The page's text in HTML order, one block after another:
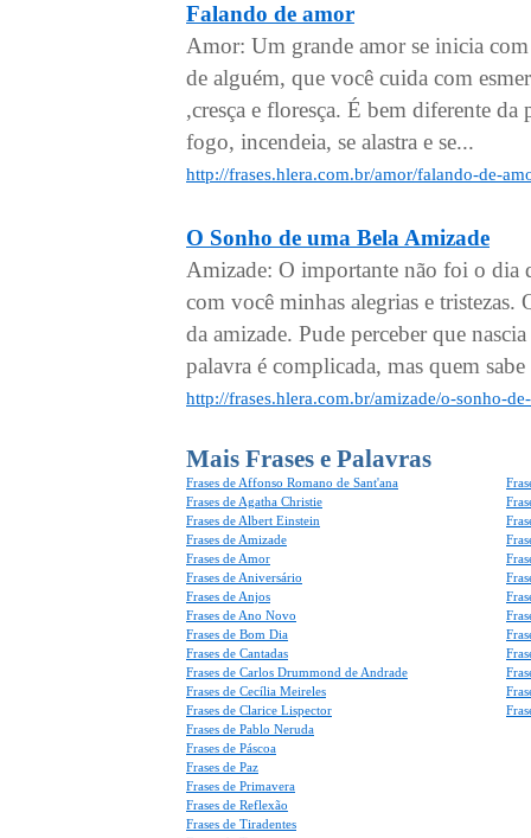
Falando de amor
Amor: Um grande amor se inicia
de alguém, que você cuida com
,cresça e floresça. É bem diferente
fogo, incendeia, se alastra e se...
http://frases.hlera.com.br/amor/falando-de-
O Sonho de uma Bela Amizade
Amizade: O importante não foi o dia
com você minhas alegrias e
da amizade. Pude perceber que
palavra é complicada, mas quem
http://frases.hlera.com.br/amizade/o-sonho-
Mais Frases e Palavras
Frases de Affonso Romano de Sant'ana
Frases de Agatha Christie
Frases de Albert Einstein
Frases de Amizade
Frases de Amor
Frases de Aniversário
Frases de Anjos
Frases de Ano Novo
Frases de Bom Dia
Frases de Cantadas
Frases de Carlos Drummond de Andrade
Frases de Cecília Meireles
Frases de Clarice Lispector
Frases de Pablo Neruda
Frases de Páscoa
Frases de Paz
Frases de Primavera
Frases de Reflexão
Frases de Tiradentes